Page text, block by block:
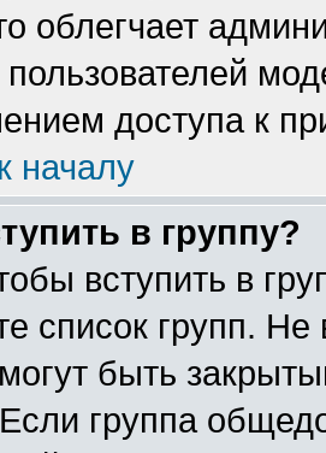
облегчает
пользователей
доступа к
началу
в группу?
вступить в
список групп.
быть
группа